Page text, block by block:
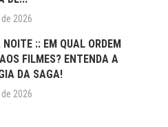
2026
:: EM QUAL ORDEM
FILMES? ENTENDA A
DA SAGA!
2026